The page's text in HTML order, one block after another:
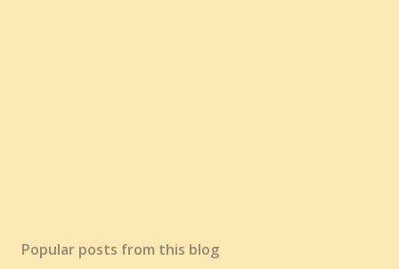
Popular posts from this blog